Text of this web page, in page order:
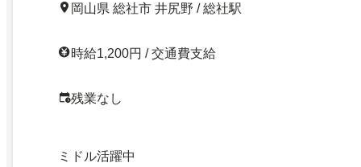
岡山県 総社市 井尻野 / 総社駅
時給1,200円 / 交通費支給
残業なし
ミドル活躍中